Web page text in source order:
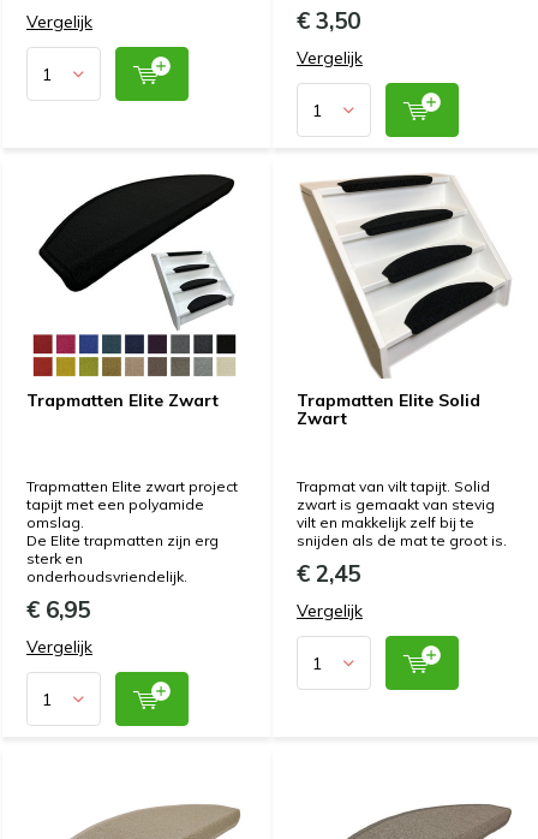
Vergelijk € 3,50
Vergelijk
Trapmatten Elite Zwart
Trapmatten Elite zwart project
tapijt met een polyamide
omslag.
De Elite trapmatten zijn erg
sterk en
onderhoudsvriendelijk.
€ 6,95
Vergelijk
Trapmatten Elite Solid
Zwart
Trapmat van vilt tapijt. Solid
zwart is gemaakt van stevig
vilt en makkelijk zelf bij te
snijden als de mat te groot is.
€ 2,45
Vergelijk